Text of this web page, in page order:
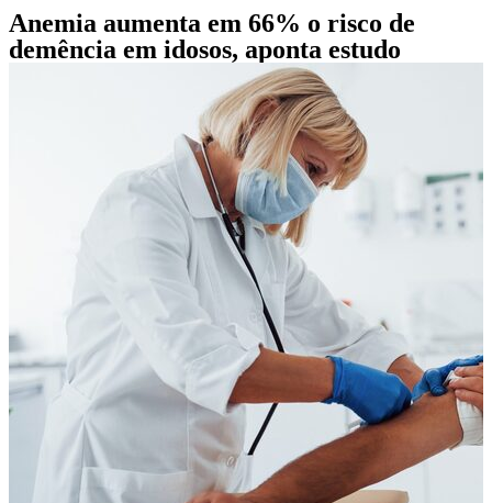
Anemia aumenta em 66% o risco de
demência em idosos, aponta estudo